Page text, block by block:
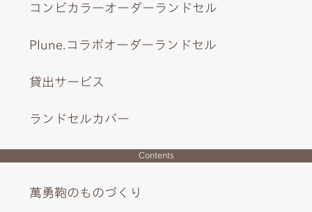
コンビカラーオーダーランドセル
Plune.コラボオーダーランドセル
貸出サービス
ランドセルカバー
Contents
萬勇鞄のものづくり